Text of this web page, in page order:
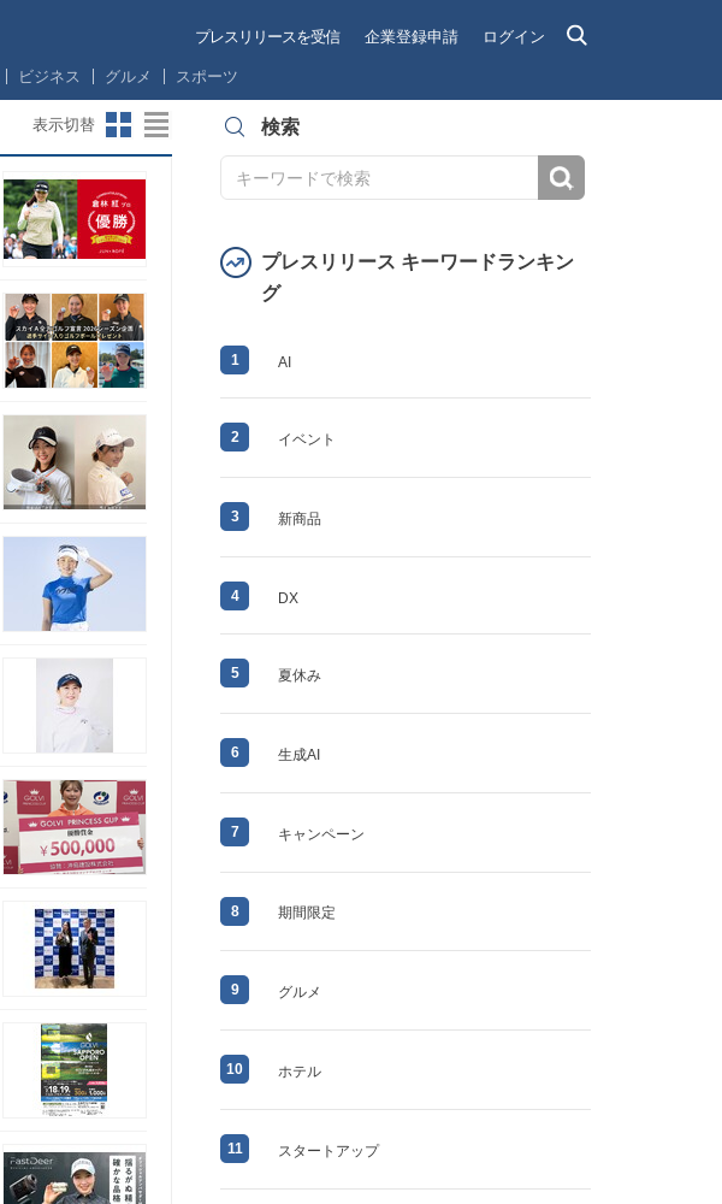
プレスリリースを受信 企業登録申請 ログイン
ビジネス グルメ スポーツ
表示切替 検索
プレスリリース キーワードランキン
グ
1 AI
2 イベント
3 新商品
4 DX
5 夏休み
6 生成AI
7 キャンペーン
8 期間限定
9 グルメ
10 ホテル
11 スタートアップ